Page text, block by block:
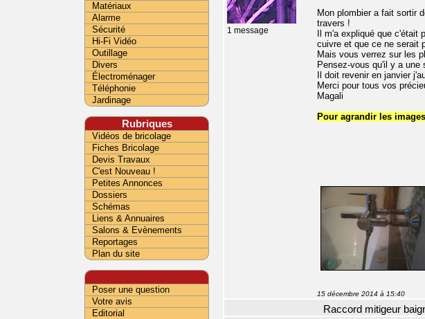
1 message
Mon plombier a fait sortir
travers !
Il m'a expliqué que
cuivre et que ce ne serait
Mais vous verrez sur les
Pensez-vous qu'il y a
Il doit revenir en janvier
Merci pour tous vos
Magali
Pour agrandir les
15 décembre 2014 à 15:40
Raccord mitigeur
Matériaux
Alarme
Sécurité
Hi-Fi Vidéo
Outillage
Divers
Électroménager
Téléphonie
Jardinage
Rubriques
Vidéos de bricolage
Fiches Bricolage
Devis Travaux
C'est Nouveau !
Petites Annonces
Dossiers
Schémas
Liens & Annuaires
Salons & Evènements
Reportages
Plan du site
Poser une question
Votre avis
Editorial